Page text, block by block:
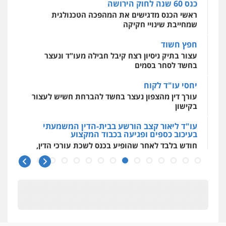
כנס 60 שנה לחוק הירושה
ראשי הכנס מדגישים את המהפכה הטכנולגית
שמחייבת שינויי חקיקה
חפץ חשוד
עצור בתיק ניסיון רצח קיבל חבילה מעו"ד ונעצר
בחשד לסחר בסמים
יחסי עו"ד לקוח
עורך דין מהצפון נעצר בחשד להברחת חשיש לעצור
בקישון
עו"ד ליאור קצב הורשע בבית-הדין המשמעתי
בעיכוב כספים ופגיעה בכבוד המקצוע
חודש בלבד לאחר שהופיע בכנס לשכת עורכי הדין,
קצב הורשע